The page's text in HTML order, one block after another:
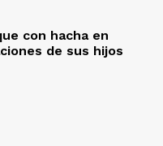
con hacha en
de sus hijos